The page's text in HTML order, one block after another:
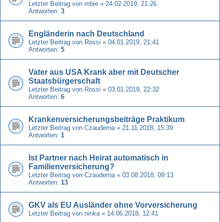
Letzter Beitrag von mbie « 24.02.2019, 21:26
Antworten: 3
Engländerin nach Deutschland
Letzter Beitrag von Rossi « 04.01.2019, 21:41
Antworten: 5
Vater aus USA Krank aber mit Deutscher
Staatsbürgerschaft
Letzter Beitrag von Rossi « 03.01.2019, 22:32
Antworten: 6
Krankenversicherungsbeiträge Praktikum
Letzter Beitrag von Czauderna « 21.11.2018, 15:39
Antworten: 1
Ist Partner nach Heirat automatisch in
Familienversicherung?
Letzter Beitrag von Czauderna « 03.08.2018, 09:13
Antworten: 13
GKV als EU Ausländer ohne Vorversicherung
Letzter Beitrag von ninka « 14.06.2018, 12:41